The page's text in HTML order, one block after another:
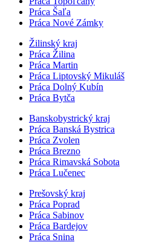
Práca Šaľa
Práca Nové Zámky
Žilinský kraj
Práca Žilina
Práca Martin
Práca Liptovský Mikuláš
Práca Dolný Kubín
Práca Bytča
Banskobystrický kraj
Práca Banská Bystrica
Práca Zvolen
Práca Brezno
Práca Rimavská Sobota
Práca Lučenec
Prešovský kraj
Práca Poprad
Práca Sabinov
Práca Bardejov
Práca Snina